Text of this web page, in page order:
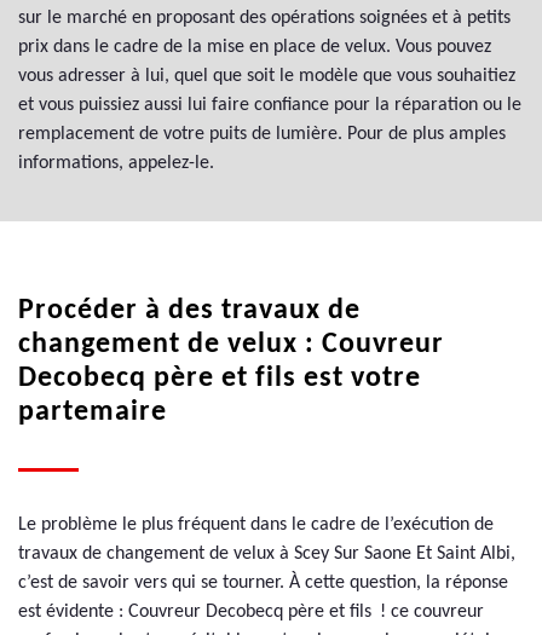
sur le marché en proposant des opérations soignées et à petits
prix dans le cadre de la mise en place de velux. Vous pouvez
vous adresser à lui, quel que soit le modèle que vous souhaitiez
et vous puissiez aussi lui faire confiance pour la réparation ou le
remplacement de votre puits de lumière. Pour de plus amples
informations, appelez-le.
Procéder à des travaux de
changement de velux : Couvreur
Decobecq père et fils est votre
partemaire
Le problème le plus fréquent dans le cadre de l’exécution de
travaux de changement de velux à Scey Sur Saone Et Saint Albi,
c’est de savoir vers qui se tourner. À cette question, la réponse
est évidente : Couvreur Decobecq père et fils ! ce couvreur